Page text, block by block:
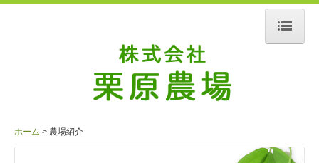
お問合せ
ホーム 農場紹介